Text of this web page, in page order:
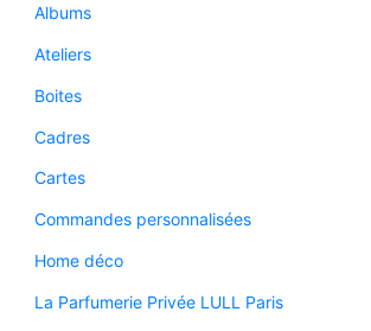
Albums
Ateliers
Boites
Cadres
Cartes
Commandes personnalisées
Home déco
La Parfumerie Privée LULL Paris